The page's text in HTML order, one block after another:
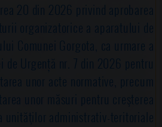
20 din 2026 privind aprobarea
organizatorice a aparatului de
Comunei Gorgota, ca urmare a
de Urgență nr. 7 din 2026 pentru
unor acte normative, precum
unor măsuri pentru creşterea
unităţilor administrativ-teritoriale